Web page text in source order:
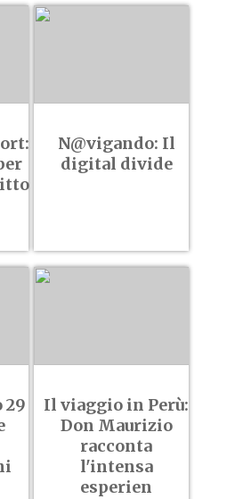
N@vigando: Il
digital divide
29
Il viaggio in Perù:
Don Maurizio
racconta
l'intensa
esperien